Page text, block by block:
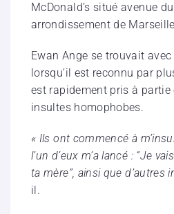
McDonald’s situé avenue
arrondissement de
Ewan Ange se trouvait
lorsqu’il est reconnu par
est rapidement pris à partie
insultes homophobes.
« Ils ont commencé à
l’un d’eux m’a lancé : “Je
ta mère”, ainsi que d’autres
il.